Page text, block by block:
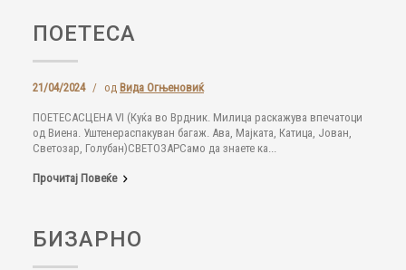
ПОЕТЕСА
21/04/2024 / од Вида Огњеновиќ
ПОЕТЕСАСЦЕНА VI (Куќа во Врдник. Милица раскажува впечатоци
од Виена. Уштенераспакуван багаж. Ава, Мајката, Катица, Јован,
Светозар, Голубан)СВЕТОЗАРСамо да знаете ка...
Прочитај Повеќе
БИЗАРНО